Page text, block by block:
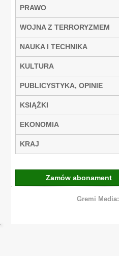
PRAWO
WOJNA Z TERRORYZMEM
NAUKA I TECHNIKA
KULTURA
PUBLICYSTYKA, OPINIE
KSIĄŻKI
EKONOMIA
KRAJ
Zamów abonament
Gremi Media: